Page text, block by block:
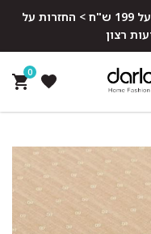
משלוח מהיר חינם לכל הארץ בקנייה מעל 199 ש"ח > החזרות על
0